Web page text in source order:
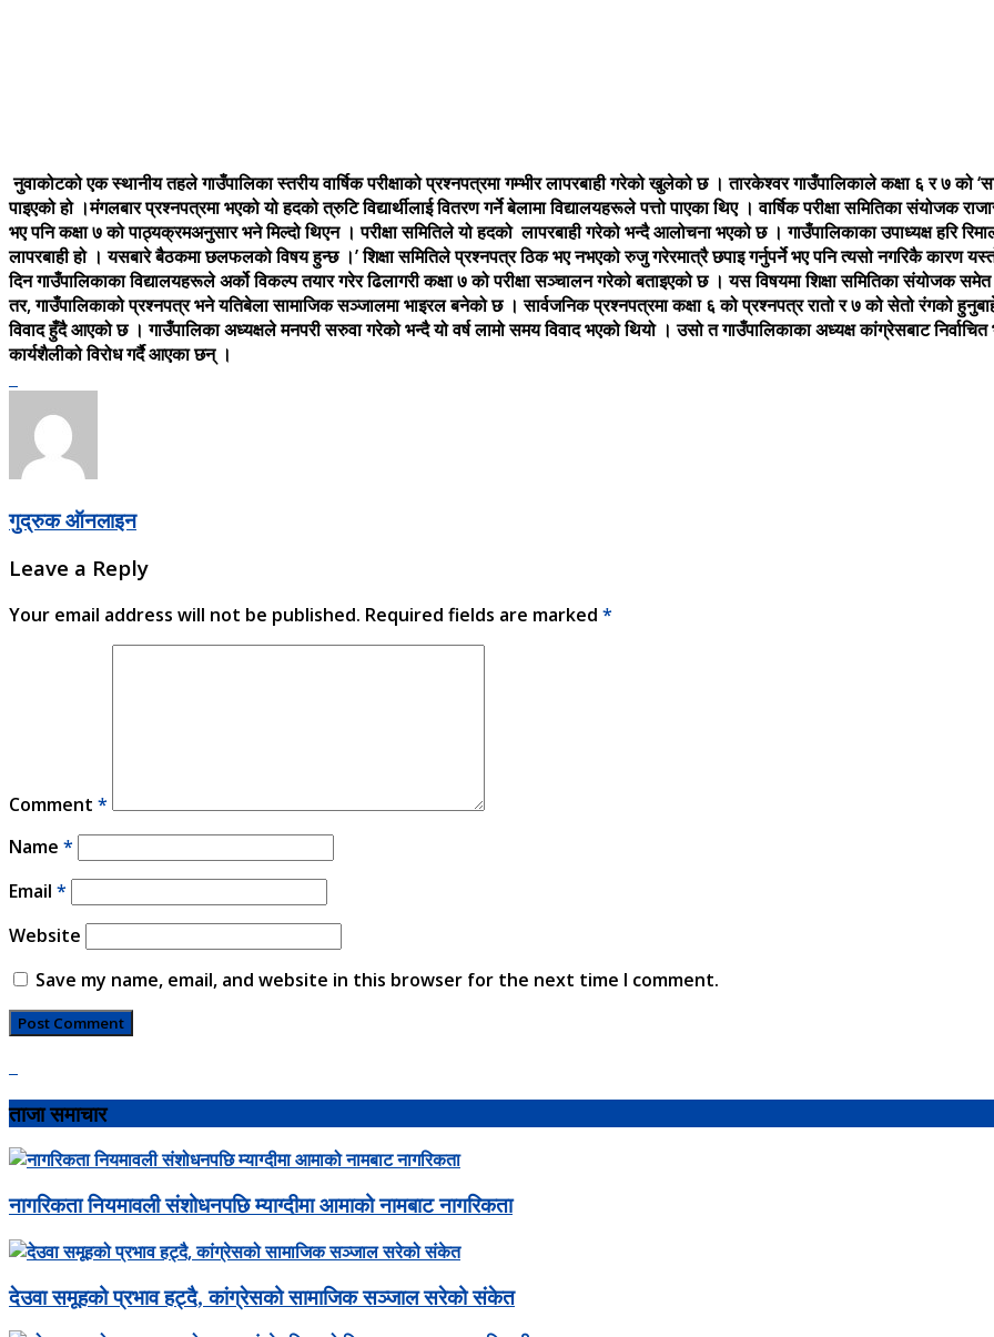
नुवाकोटको एक स्थानीय तहले गाउँपालिका स्तरीय वार्षिक परीक्षाको प्रश्नपत्रमा गम्भीर लापरबाही गरेको खुलेको छ । तारकेश्वर गाउँपालिकाले कक्षा ६ र ७ को
पाइएको हो ।मंगलबार प्रश्नपत्रमा भएको यो हदको त्रुटि विद्यार्थीलाई वितरण गर्ने बेलामा विद्यालयहरूले पत्तो पाएका थिए । वार्षिक परीक्षा समितिका संयोजक
भए पनि कक्षा ७ को पाठ्यक्रमअनुसार भने मिल्दो थिएन । परीक्षा समितिले यो हदको लापरबाही गरेको भन्दै आलोचना भएको छ । गाउँपालिकाका उपाध्यक्ष हरि
लापरबाही हो । यसबारे बैठकमा छलफलको विषय हुन्छ ।’ शिक्षा समितिले प्रश्नपत्र ठिक भए नभएको रुजु गरेरमात्रै छपाइ गर्नुपर्ने भए पनि त्यसो नगरिकै कारण
दिन गाउँपालिकाका विद्यालयहरूले अर्को विकल्प तयार गरेर ढिलागरी कक्षा ७ को परीक्षा सञ्चालन गरेको बताइएको छ । यस विषयमा शिक्षा समितिका संयोजक
तर, गाउँपालिकाको प्रश्नपत्र भने यतिबेला सामाजिक सञ्जालमा भाइरल बनेको छ । सार्वजनिक प्रश्नपत्रमा कक्षा ६ को प्रश्नपत्र रातो र ७ को सेतो रंगको
विवाद हुँदै आएको छ । गाउँपालिका अध्यक्षले मनपरी सरुवा गरेको भन्दै यो वर्ष लामो समय विवाद भएको थियो । उसो त गाउँपालिकाका अध्यक्ष कांग्रेसबाट निर्वाचित
कार्यशैलीको विरोध गर्दै आएका छन् ।
गुद्रुक ऑनलाइन
Leave a Reply
Your email address will not be published. Required fields are marked *
Comment *
Name *
Email *
Website
Save my name, email, and website in this browser for the next time I comment.
ताजा समाचार
नागरिकता नियमावली संशोधनपछि म्याग्दीमा आमाको नामबाट नागरिकता
देउवा समूहको प्रभाव हट्दै, कांग्रेसको सामाजिक सञ्जाल सरेको संकेत